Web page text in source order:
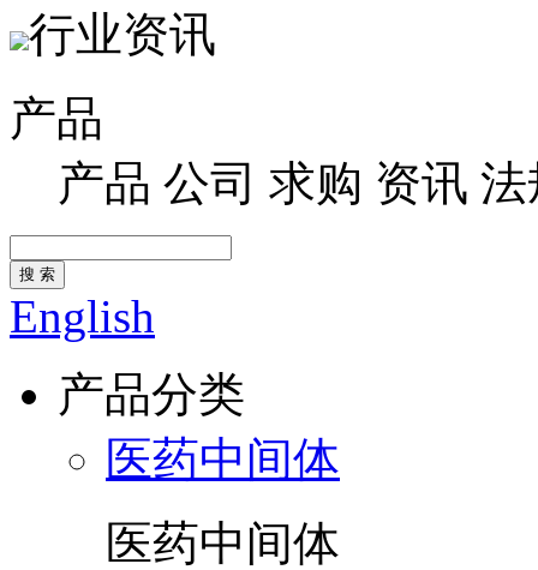
行业资讯
产品
产品 公司 求购 资讯 法
搜 索
English
产品分类
医药中间体
医药中间体